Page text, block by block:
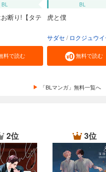
BL
断り!【タテ
料で読む
BL
虎と僕
サダセ ロクジュウ
無料で読む
「BLマンガ」無料一覧へ
2位 3位